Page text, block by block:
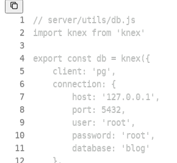
1
2
3
4
5
6
7
8
9
10
11
12